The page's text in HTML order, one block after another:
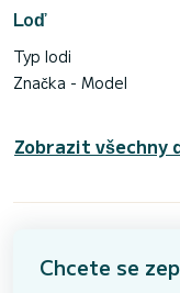
Loď
Typ lodi
Značka - Model
Zobrazit všechny
Chcete se